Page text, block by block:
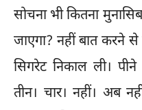
सोचना भी कितना
जाएगा? नहीं बात करने
सिगरेट निकाल ली।
तीन। चार। नहीं। अब